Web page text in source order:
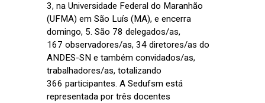
3, na Universidade Federal do Maranhão
(UFMA) em São Luís (MA), e encerra
domingo, 5. São 78 delegados/as,
167 observadores/as, 34 diretores/as do
ANDES-SN e também convidados/as,
trabalhadores/as, totalizando
366 participantes. A Sedufsm está
representada por três docentes